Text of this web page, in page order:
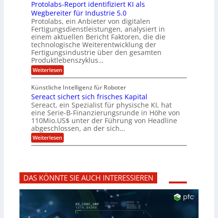
rt
e
i
n
a
m
e
r
i
k
a
c
en
t
r
u
m
f
ü
r
3
D
-
D
r
u
c
k
f
ü
r
d
e
n
M
a
s
c
h
n
e
n
-
u
n
d
A
n
e
n
t
q
u
a
n
t
e
n
k
r
y
p
t
o
g
r
a
f
i
e
:
f
z
e
i
Protolabs-Report identifiziert KI als
Wegbereiter für Industrie 5.0
Protolabs, ein Anbieter von digitalen
Fertigungsdienstleistungen, analysiert in
einem aktuellen Bericht Faktoren, die die
technologische Weiterentwicklung der
Fertigungsindustrie über den gesamten
Produktlebenszyklus…
Weiterlesen:
P
o
t
o
l
a
b
s
-
R
r
i
Künstliche Intelligenz für Roboter
Sereact sichert sich frisches Kapital
Sereact, ein Spezialist für physische KI, hat
eine Serie-B-Finanzierungsrunde in Höhe von
110Mio.US$ unter der Führung von Headline
abgeschlossen, an der sich…
Weiterlesen:
S
a
c
t
s
DAS KÖNNTE SIE AUCH INTERESSIEREN